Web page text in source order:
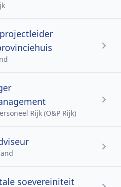
Rijk (O&P Rijk)
soevereiniteit